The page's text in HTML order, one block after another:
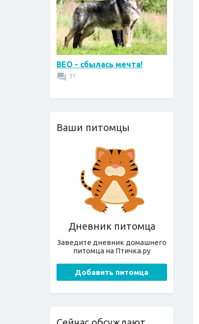
ВЕО - сбылась мечта!
31
Ваши питомцы
Дневник питомца
Заведите дневник домашнего
питомца на Птичка.ру
Добавить питомца